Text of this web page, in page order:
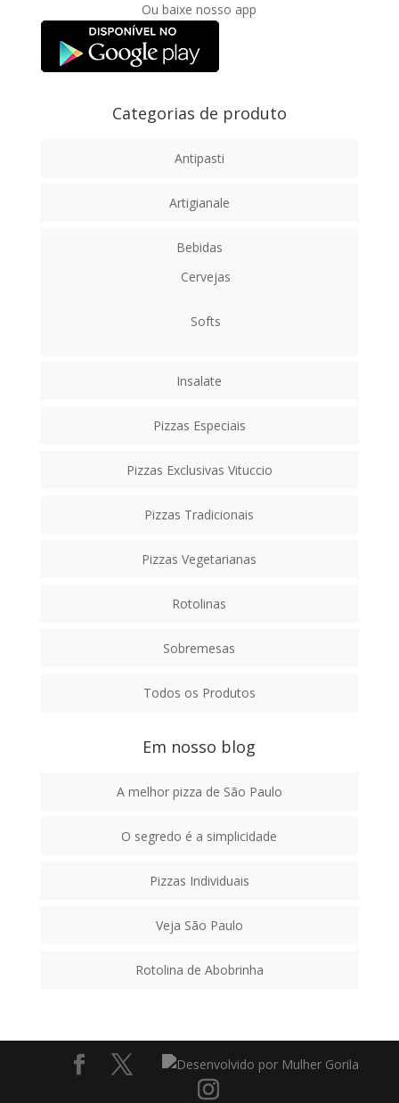
Ou baixe nosso app
Categorias de produto
Antipasti
Artigianale
Bebidas
Cervejas
Softs
Insalate
Pizzas Especiais
Pizzas Exclusivas Vituccio
Pizzas Tradicionais
Pizzas Vegetarianas
Rotolinas
Sobremesas
Todos os Produtos
Em nosso blog
A melhor pizza de São Paulo
O segredo é a simplicidade
Pizzas Individuais
Veja São Paulo
Rotolina de Abobrinha